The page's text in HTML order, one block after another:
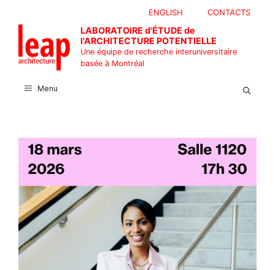
contenu
CONTACTS
ENGLISH
LABORATOIRE d'ÉTUDE de
l'ARCHITECTURE POTENTIELLE
Une équipe de recherche interuniversitaire
basée à Montréal
Menu